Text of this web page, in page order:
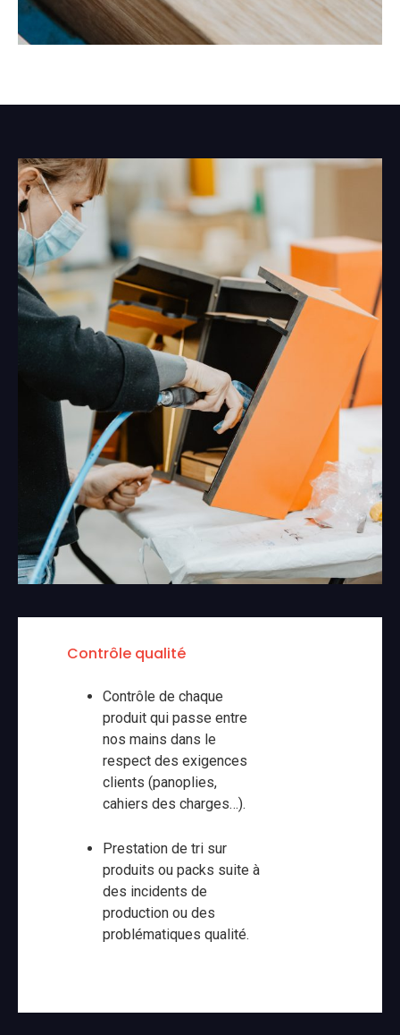
Contrôle qualité
Contrôle de chaque
produit qui passe entre
nos mains dans le
respect des exigences
clients (panoplies,
cahiers des charges…).
Prestation de tri sur
produits ou packs suite à
des incidents de
production ou des
problématiques qualité.